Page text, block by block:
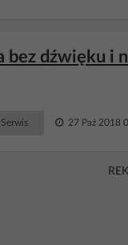
bez dźwięku i
27 Paź 2018